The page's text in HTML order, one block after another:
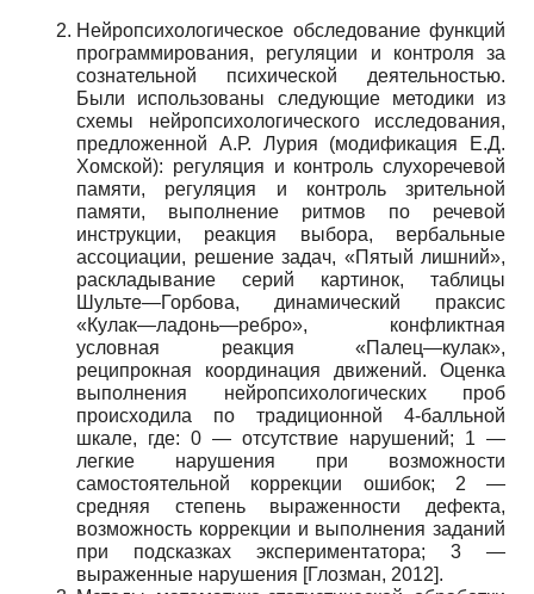
Нейропсихологическое обследование функций
программирования, регуляции и контроля за
сознательной психической деятельностью.
Были использованы следующие методики из
схемы нейропсихологического исследования,
предложенной А.Р. Лурия (модификация Е.Д.
Хомской): регуляция и контроль слухоречевой
памяти, регуляция и контроль зрительной
памяти, выполнение ритмов по речевой
инструкции, реакция выбора, вербальные
ассоциации, решение задач, «Пятый лишний»,
раскладывание серий картинок, таблицы
Шульте—Горбова, динамический праксис
«Кулак—ладонь—ребро», конфликтная
условная реакция «Палец—кулак»,
реципрокная координация движений. Оценка
выполнения нейропсихологических проб
происходила по традиционной 4-балльной
шкале, где: 0 — отсутствие нарушений; 1 —
легкие нарушения при возможности
самостоятельной коррекции ошибок; 2 —
средняя степень выраженности дефекта,
возможность коррекции и выполнения заданий
при подсказках экспериментатора; 3 —
выраженные нарушения [Глозман, 2012].